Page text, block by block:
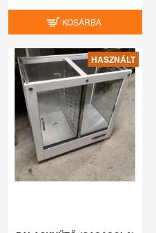
KOSÁRBA
HASZNÁLT